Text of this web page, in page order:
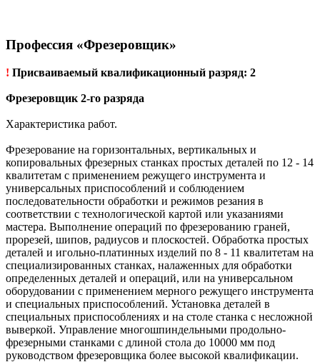
Профессия «Фрезеровщик»
! Присваиваемый квалификационный разряд: 2
Фрезеровщик 2-го разряда
Характеристика работ.
Фрезерование на горизонтальных, вертикальных и
копировальных фрезерных станках простых деталей по 12 - 14
квалитетам с применением режущего инструмента и
универсальных приспособлений и соблюдением
последовательности обработки и режимов резания в
соответствии с технологической картой или указаниями
мастера. Выполнение операций по фрезерованию граней,
прорезей, шипов, радиусов и плоскостей. Обработка простых
деталей и игольно-платинных изделий по 8 - 11 квалитетам на
специализированных станках, налаженных для обработки
определенных деталей и операций, или на универсальном
оборудовании с применением мерного режущего инструмента
и специальных приспособлений. Установка деталей в
специальных приспособлениях и на столе станка с несложной
выверкой. Управление многошпиндельными продольно-
фрезерными станками с длиной стола до 10000 мм под
руководством фрезеровщика более высокой квалификации.